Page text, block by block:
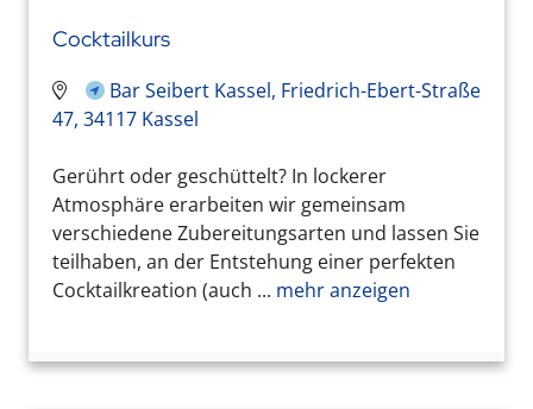
Cocktailkurs
Bar Seibert Kassel, Friedrich-Ebert-Straße
47, 34117 Kassel
Gerührt oder geschüttelt? In lockerer
Atmosphäre erarbeiten wir gemeinsam
verschiedene Zubereitungsarten und lassen Sie
teilhaben, an der Entstehung einer perfekten
Cocktailkreation (auch ... mehr anzeigen